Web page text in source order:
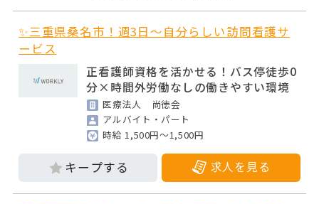
✨三重県桑名市！週3日～自分らしい訪問看護サ
ービス
正看護師資格を活かせる！バス停徒歩0
分×時間外労働なしの働きやすい環境
医療法人 尚徳会
アルバイト・パート
時給 1,500円～1,500円
求人を見る